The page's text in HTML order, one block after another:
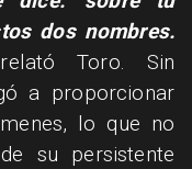
dos nombres.
Toro. Sin
a proporcionar
lo que no
su persistente